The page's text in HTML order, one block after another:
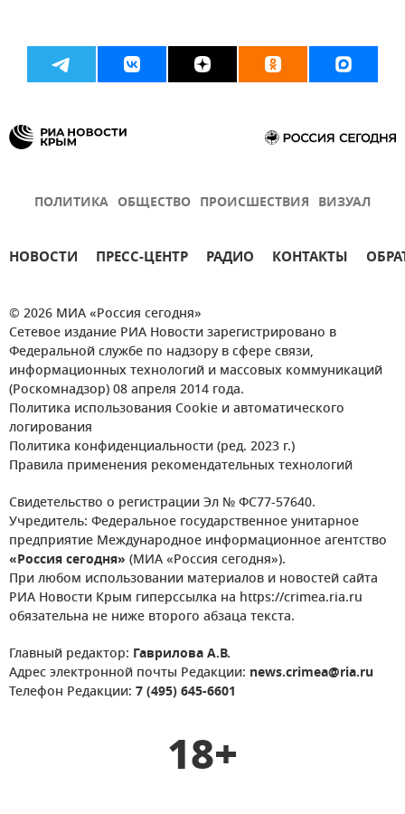
ПОЛИТИКА ОБЩЕСТВО ПРОИСШЕСТВИЯ ВИЗУАЛ
НОВОСТИ ПРЕСС-ЦЕНТР РАДИО КОНТАКТЫ
© 2026 МИА «Россия сегодня»
Сетевое издание РИА Новости зарегистрировано в
Федеральной службе по надзору в сфере связи,
информационных технологий и массовых коммуникаций
(Роскомнадзор) 08 апреля 2014 года.
Политика использования Cookie и автоматического
логирования
Политика конфиденциальности (ред. 2023 г.)
Правила применения рекомендательных технологий
Свидетельство о регистрации Эл № ФС77-57640.
Учредитель: Федеральное государственное унитарное
предприятие Международное информационное агентство
«Россия сегодня» (МИА «Россия сегодня»).
При любом использовании материалов и новостей сайта
РИА Новости Крым гиперссылка на https://crimea.ria.ru
обязательна не ниже второго абзаца текста.
Главный редактор: Гаврилова А.В.
Адрес электронной почты Редакции: news.crimea@ria.ru
Телефон Редакции: 7 (495) 645-6601
18+